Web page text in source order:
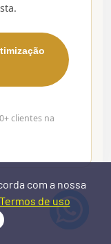
com a nossa
Termos de uso
clientes na